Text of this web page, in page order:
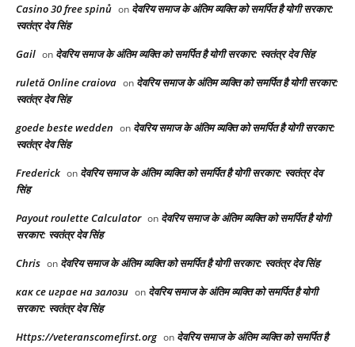
Casino 30 free spinů on देवरिय समाज के अंतिम व्यक्ति को समर्पित है योगी सरकार:
स्वतंत्र देव सिंह
Gail on देवरिय समाज के अंतिम व्यक्ति को समर्पित है योगी सरकार: स्वतंत्र देव सिंह
ruletă Online craiova on देवरिय समाज के अंतिम व्यक्ति को समर्पित है योगी सरकार:
स्वतंत्र देव सिंह
goede beste wedden on देवरिय समाज के अंतिम व्यक्ति को समर्पित है योगी सरकार:
स्वतंत्र देव सिंह
Frederick on देवरिय समाज के अंतिम व्यक्ति को समर्पित है योगी सरकार: स्वतंत्र देव
सिंह
Payout roulette Calculator on देवरिय समाज के अंतिम व्यक्ति को समर्पित है योगी
सरकार: स्वतंत्र देव सिंह
Chris on देवरिय समाज के अंतिम व्यक्ति को समर्पित है योगी सरकार: स्वतंत्र देव सिंह
как се играе на залози on देवरिय समाज के अंतिम व्यक्ति को समर्पित है योगी
सरकार: स्वतंत्र देव सिंह
Https://veteranscomefirst.org on देवरिय समाज के अंतिम व्यक्ति को समर्पित है